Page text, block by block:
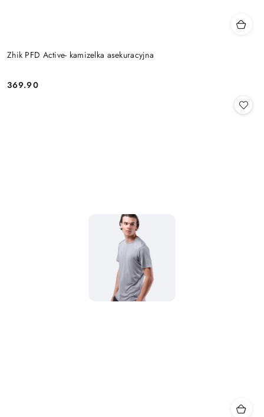
Zhik PFD Active- kamizelka asekuracyjna
Cena:
369.90